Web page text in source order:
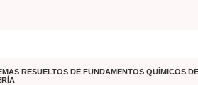
RESUELTOS DE FUNDAMENTOS QUÍMICOS